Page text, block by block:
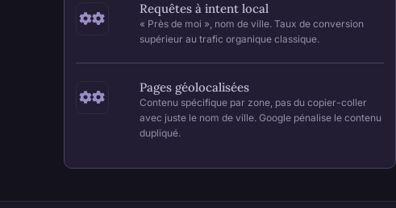
Requêtes à intent local
« Près de moi », nom de ville. Taux de conversion
supérieur au trafic organique classique.
Pages géolocalisées
Contenu spécifique par zone, pas du copier-coller
avec juste le nom de ville. Google pénalise le contenu
dupliqué.